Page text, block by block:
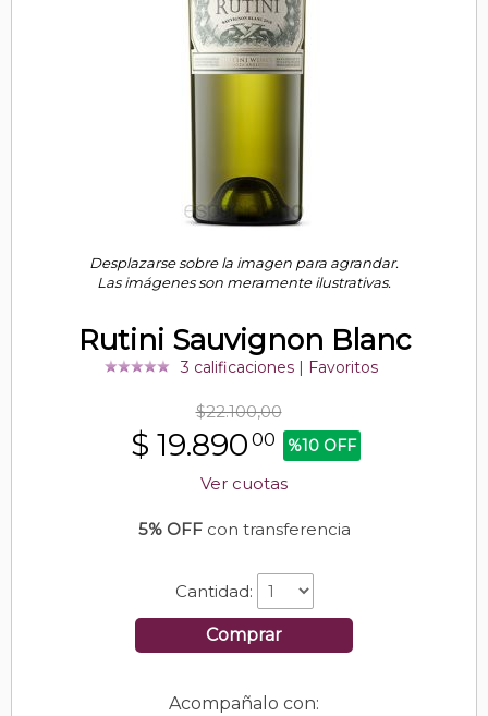
Desplazarse sobre la imagen para agrandar.
Las imágenes son meramente ilustrativas.
Rutini Sauvignon Blanc
3 calificaciones| Favoritos
$22.100,00
$ 19.890 00 %10 OFF
Ver cuotas
5% OFFcon transferencia
Cantidad:
Comprar
Acompañalo con: